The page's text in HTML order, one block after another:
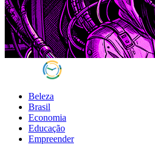
Beleza
Brasil
Economia
Educação
Empreender